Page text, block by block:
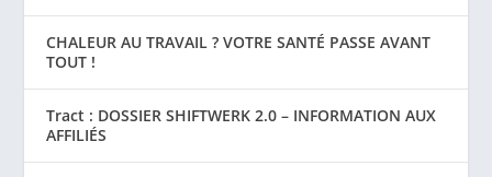
CHALEUR AU TRAVAIL ? VOTRE SANTÉ PASSE AVANT
TOUT !
Tract : DOSSIER SHIFTWERK 2.0 – INFORMATION AUX
AFFILIÉS